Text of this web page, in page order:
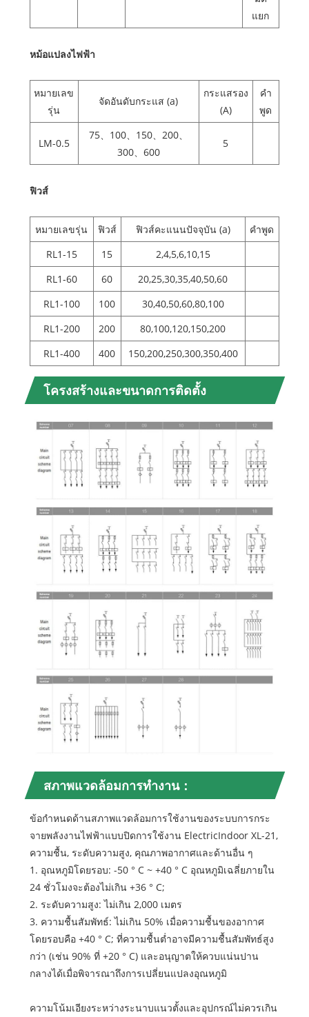
แยก
หม้อแปลงไฟฟ้า
หมายเลข
รุ่น
จัดอันดับกระแส (a)
กระแสรอง
(A)
คำ
พูด
LM-0.5
75、100、150、200、
300、600
5
ฟิวส์
หมายเลขรุ่น ฟิวส์ ฟิวส์คะแนนปัจจุบัน (a)
คำพูด
RL1-15
15
2,4,5,6,10,15
RL1-60
60
20,25,30,35,40,50,60
RL1-100
100
30,40,50,60,80,100
RL1-200
200
80,100,120,150,200
RL1-400
400 150,200,250,300,350,400
โครงสร้างและขนาดการติดตั้ง
สภาพแวดล้อมการทำงาน：
ข้อกำหนดด้านสภาพแวดล้อมการใช้งานของระบบการกระ
จายพลังงานไฟฟ้าแบบปิดการใช้งาน ElectricIndoor XL-21,
ความชื้น, ระดับความสูง, คุณภาพอากาศและด้านอื่น ๆ
1. อุณหภูมิโดยรอบ: -50 ° C ~ +40 ° C อุณหภูมิเฉลี่ยภายใน
24 ชั่วโมงจะต้องไม่เกิน +36 ° C;
2. ระดับความสูง: ไม่เกิน 2,000 เมตร
3. ความชื้นสัมพัทธ์: ไม่เกิน 50% เมื่อความชื้นของอากาศ
โดยรอบคือ +40 ° C; ที่ความชื้นต่ำอาจมีความชื้นสัมพัทธ์สูง
กว่า (เช่น 90% ที่ +20 ° C) และอนุญาตให้ควบแน่นปาน
กลางได้เมื่อพิจารณาถึงการเปลี่ยนแปลงอุณหภูมิ
ความโน้มเอียงระหว่างระนาบแนวตั้งและอุปกรณ์ไม่ควรเกิน